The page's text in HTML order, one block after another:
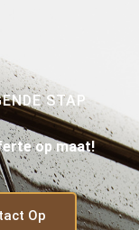
STAP
op maat!
Op